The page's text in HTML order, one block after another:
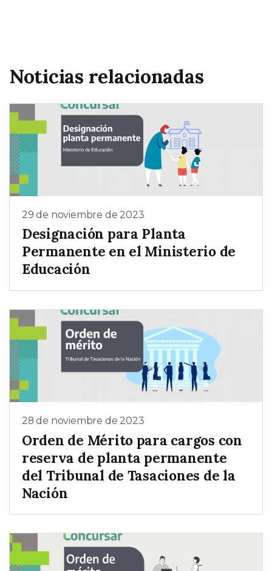
Noticias relacionadas
29 de noviembre de 2023
Designación para Planta
Permanente en el Ministerio de
Educación
28 de noviembre de 2023
Orden de Mérito para cargos con
reserva de planta permanente
del Tribunal de Tasaciones de la
Nación